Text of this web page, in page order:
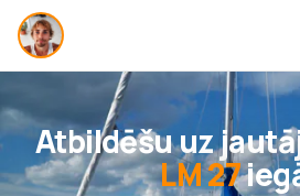
Atbildēšu uz
LM 27